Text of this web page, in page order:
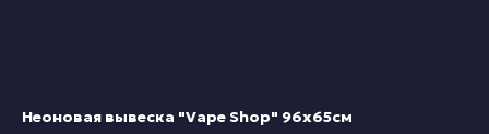
Неоновая вывеска "Vape Shop" 96х65см